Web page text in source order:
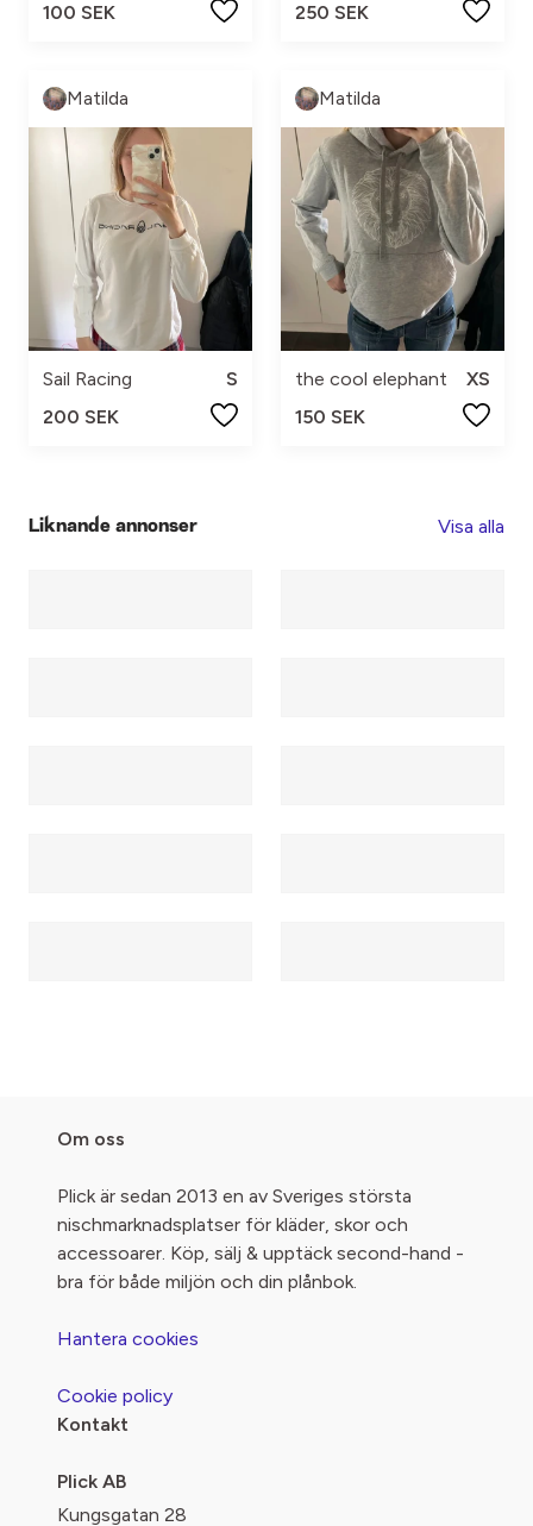
100 SEK
250 SEK
Matilda
Sail Racing
S
200 SEK
Matilda
the cool elephant
XS
150 SEK
Liknande annonser Visa alla
Om oss
Plick är sedan 2013 en av Sveriges största
nischmarknadsplatser för kläder, skor och
accessoarer. Köp, sälj & upptäck second-hand -
bra för både miljön och din plånbok.
Hantera cookies
Cookie policy
Kontakt
Plick AB
Kungsgatan 28